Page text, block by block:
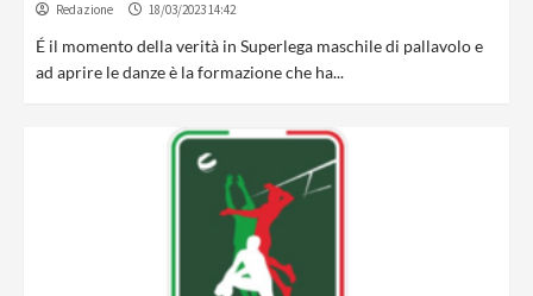
Redazione 18/03/2023 14:42
É il momento della verità in Superlega maschile di pallavolo e
ad aprire le danze è la formazione che ha...